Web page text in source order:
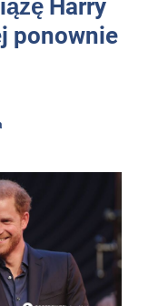
Harry
ponownie